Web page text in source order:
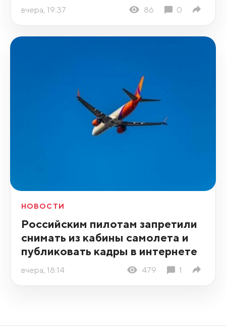
вчера, 19:37 86 0
НОВОСТИ
Российским пилотам запретили
снимать из кабины самолета и
публиковать кадры в интернете
вчера, 18:14 479 1